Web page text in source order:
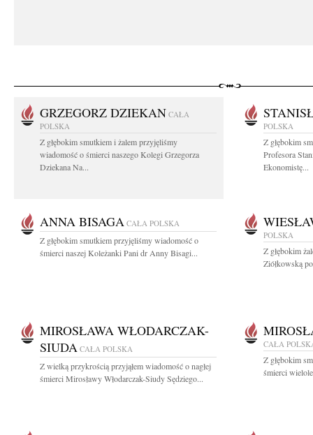
GRZEGORZ DZIEKAN CAŁA
POLSKA
Z głębokim smutkiem i żalem przyjęliśmy
wiadomość o śmierci naszego Kolegi Grzegorza
Dziekana Na...
POLSKA
Z głębokim
Profesora
Ekonomistę...
ANNA BISAGA CAŁA POLSKA
Z głębokim smutkiem przyjęliśmy wiadomość o
śmierci naszej Koleżanki Pani dr Anny Bisagi...
POLSKA
Z głębokim
Ziółkowską
MIROSŁAWA WŁODARCZAK-
SIUDA CAŁA POLSKA
Z wielką przykrością przyjąłem wiadomość o nagłej
śmierci Mirosławy Włodarczak-Siudy Sędziego...
CAŁA
Z głębokim
śmierci